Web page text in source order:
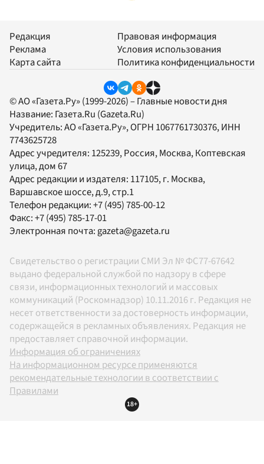
Редакция
Реклама
Карта сайта
Правовая информация
Условия использования
Политика конфиденциальности
© АО «Газета.Ру» (1999-2026) – Главные новости дня
Название: Газета.Ru (Gazeta.Ru)
Учредитель:АО «Газета.Ру», ОГРН 1067761730376, ИНН
7743625728
Адрес учредителя: 125239, Россия, Москва, Коптевская
улица, дом 67
Адрес редакции и издателя: 117105, г. Москва,
Варшавское шоссе, д.9, стр.1
Телефон редакции:+7 (495) 785-00-12
Факс:+7 (495) 785-17-01
Электронная почта:gazeta@gazeta.ru
Свидетельство о регистрации СМИ Эл № ФС77-67642
выдано федеральной службой по надзору в сфере
связи, информационных технологий и массовых
коммуникаций (Роскомнадзор) 10.11.2016 г. Редакция не
несет ответственности за достоверность информации,
содержащейся в рекламных объявлениях. Редакция не
предоставляет справочной информации.
Информация об ограничениях
На информационном ресурсе применяются
рекомендательные технологии в соответствии с
Правилами
18+